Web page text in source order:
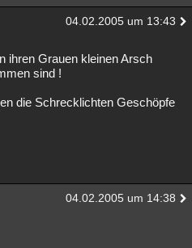
04.02.2005 um 13:43
ihren Grauen kleinen Arsch
sind !
die Schrecklichten Geschöpfe
04.02.2005 um 14:38